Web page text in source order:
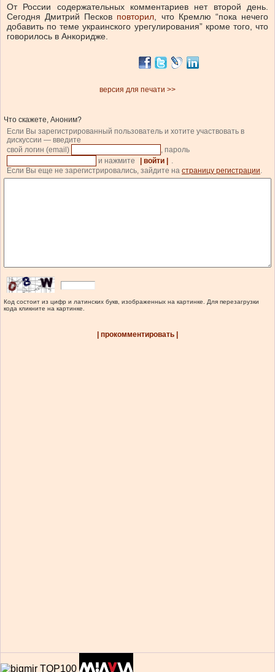
От России содержательных комментариев нет второй день.
Сегодня Дмитрий Песков повторил, что Кремлю “пока нечего
добавить по теме украинского урегулирования” кроме того, что
говорилось в Анкоридже.
версия для печати >>
Что скажете, Аноним?
Если Вы зарегистрированный пользователь и хотите участвовать в
дискуссии — введите
свой логин (email)
, пароль
и нажмите
| войти |
.
Если Вы еще не зарегистрировались, зайдите на страницу регистрации.
Код состоит из цифр и латинских букв, изображенных на картинке. Для перезагрузки
кода кликните на картинке.
| прокомментировать |